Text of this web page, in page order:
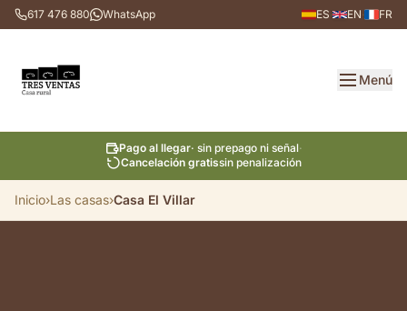
617 476 880 WhatsApp ES· EN· FR
Menú
Pago al llegar· sin prepago ni señal·
Cancelación gratissin penalización
Inicio›Las casas›Casa El Villar